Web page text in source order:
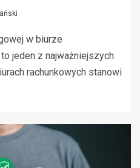
w biurze
jeden z najważniejszych
rachunkowych stanowi